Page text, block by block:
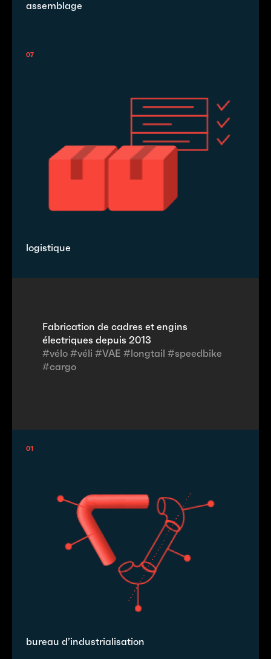
assemblage
07
logistique
Fabrication de cadres et engins
électriques depuis 2013
#vélo #véli #VAE #longtail #speedbike
#cargo
01
bureau d’industrialisation